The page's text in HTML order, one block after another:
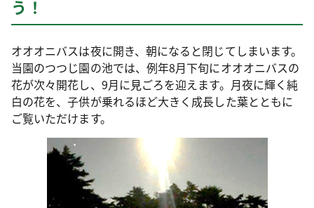
う！
オオオニバスは夜に開き、朝になると閉じてしまいます。
当園のつつじ園の池では、例年8月下旬にオオオニバスの
花が次々開花し、9月に見ごろを迎えます。月夜に輝く純
白の花を、子供が乗れるほど大きく成長した葉とともに
ご覧いただけます。